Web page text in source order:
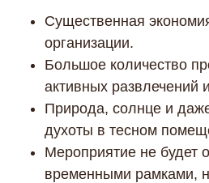
Существенная
организации.
Большое количество
активных развлечений
Природа, солнце и
духоты в тесном
Мероприятие не будет
временными рамками,